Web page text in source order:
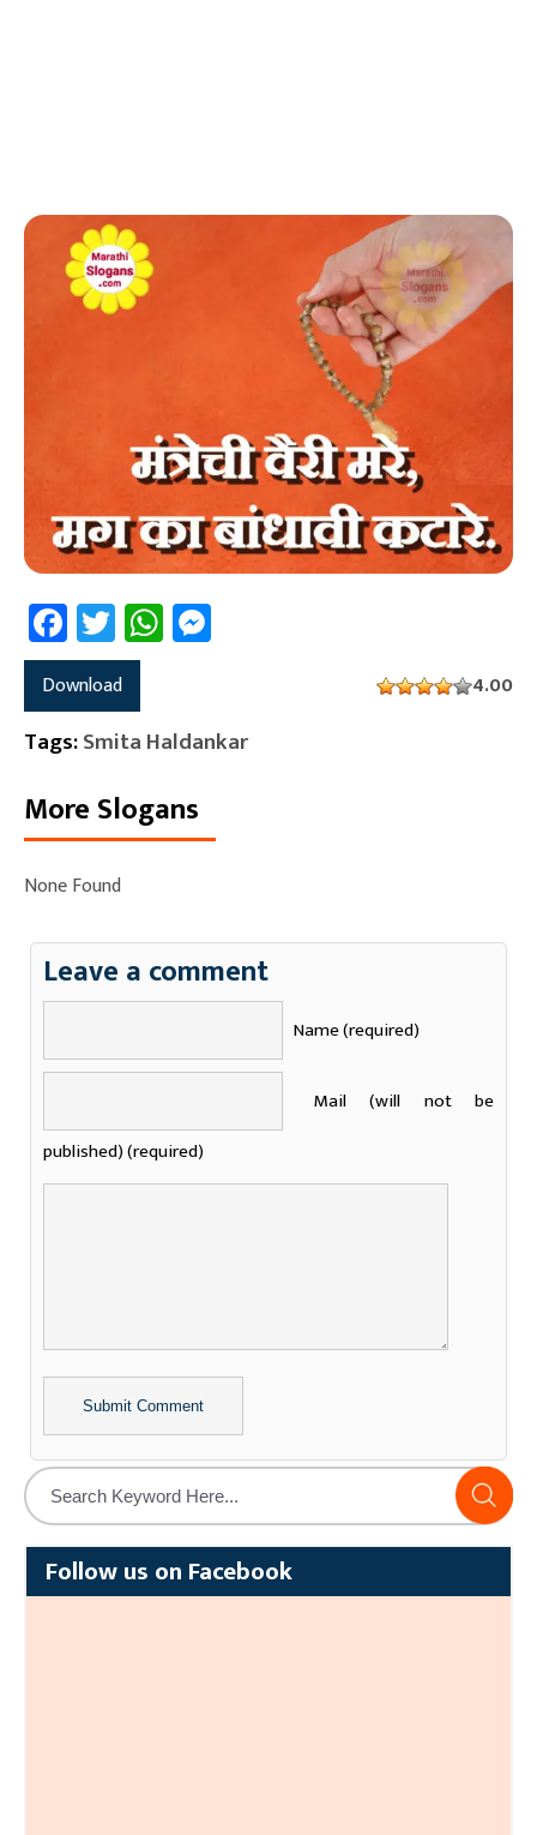
Facebook
TwitterWhatsApp
Download 4.00
Tags:Smita Haldankar
More Slogans
None Found
Leave a comment
Name (required)
Mail (will not be
published) (required)
Alternative:
Follow us on Facebook